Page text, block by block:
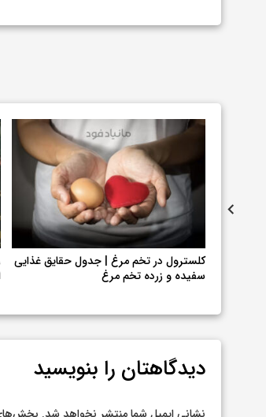
کلسترول در تخم مرغ | جدول حقایق غذایی
سفیده و زرده تخم مرغ
دیدگاهتان را بنویسید